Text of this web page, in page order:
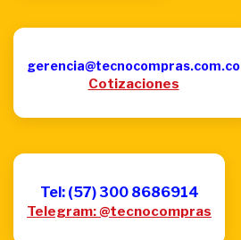
gerencia@tecnocompras.com.co
Cotizaciones
Tel: (57) 300 8686914
Telegram: @tecnocompras